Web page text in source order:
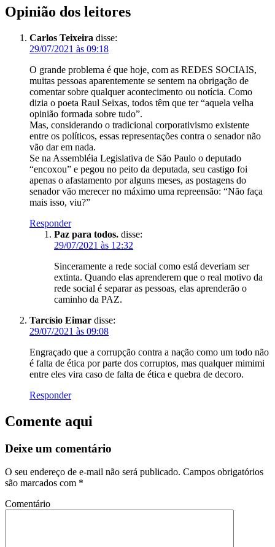
Opinião dos leitores
Carlos Teixeira disse:
29/07/2021 às 09:18
O grande problema é que hoje, com as REDES SOCIAIS,
muitas pessoas aparentemente se sentem na obrigação de
comentar sobre qualquer acontecimento ou notícia. Como
dizia o poeta Raul Seixas, todos têm que ter “aquela velha
opinião formada sobre tudo”.
Mas, considerando o tradicional corporativismo existente
entre os políticos, essas representações contra o senador não
vão dar em nada.
Se na Assembléia Legislativa de São Paulo o deputado
“encoxou” e pegou no peito da deputada, seu castigo foi
apenas o afastamento por alguns meses, as postagens do
senador vão merecer no máximo uma repreensão: “Não faça
mais isso, viu?”
Responder
Paz para todos. disse:
29/07/2021 às 12:32
Sinceramente a rede social como está deveriam ser
extinta. Quando elas aprenderem que o real motivo da
rede social é separar as pessoas, elas aprenderão o
caminho da PAZ.
Tarcísio Eimar disse:
29/07/2021 às 09:08
Engraçado que a corrupção contra a nação como um todo não
é falta de ética por parte dos corruptos, mas qualquer mimimi
entre eles vira caso de falta de ética e quebra de decoro.
Responder
Comente aqui
Deixe um comentário
O seu endereço de e-mail não será publicado. Campos obrigatórios
são marcados com *
Comentário